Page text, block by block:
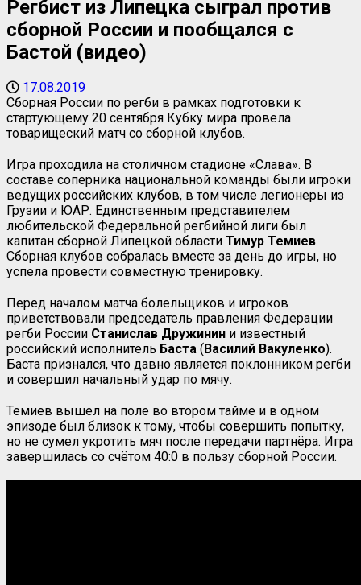
Регбист из Липецка сыграл против
сборной России и пообщался с
Бастой (видео)
17.08.2019
Сборная России по регби в рамках подготовки к
стартующему 20 сентября Кубку мира провела
товарищеский матч со сборной клубов.
Игра проходила на столичном стадионе «Слава». В
составе соперника национальной команды были игроки
ведущих российских клубов, в том числе легионеры из
Грузии и ЮАР. Единственным представителем
любительской Федеральной регбийной лиги был
капитан сборной Липецкой области Тимур Темиев.
Сборная клубов собралась вместе за день до игры, но
успела провести совместную тренировку.
Перед началом матча болельщиков и игроков
приветствовали председатель правления Федерации
регби России Станислав Дружинин и известный
российский исполнитель Баста (Василий Вакуленко).
Баста признался, что давно является поклонником регби
и совершил начальный удар по мячу.
Темиев вышел на поле во втором тайме и в одном
эпизоде был близок к тому, чтобы совершить попытку,
но не сумел укротить мяч после передачи партнёра. Игра
завершилась со счётом 40:0 в пользу сборной России.